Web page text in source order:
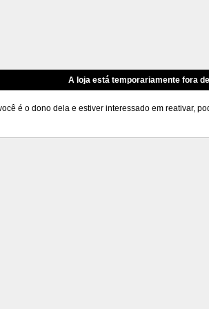
A loja está temporariamente fora
é o dono dela e estiver interessado em reativar,